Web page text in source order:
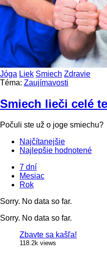
Jóga Liek Smiech Zdravie
Téma: Zaujímavosti
Smiech lieči celé
Počuli ste už o joge smiechu?
Najčítanejšie
Najlepšie hodnotené
7 dní
Mesiac
Rok
Sorry. No data so far.
Sorry. No data so far.
Zbavte sa kašľa!
118.2k views